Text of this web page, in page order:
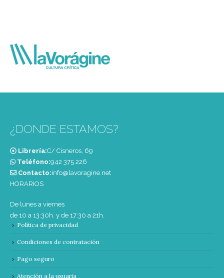
¿DONDE ESTAMOS?
Librería:C/ Cisneros, 69
Teléfono:‭942 375 226‬
Contacto:info@lavoragine.net
HORARIOS
De lunes a viernes
de 10 a 13:30h. y de 17:30 a 21h.
Política de privacidad
Condiciones de contratación
Pago seguro
Atención a la usuaria